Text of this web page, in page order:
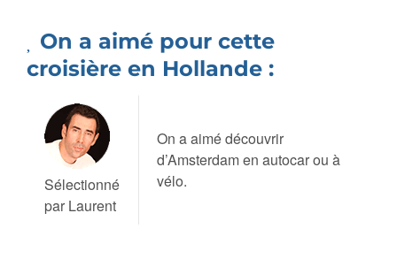
On a aimé pour cette
croisière en Hollande :
Sélectionné
par Laurent
On a aimé découvrir
d’Amsterdam en autocar ou à
vélo.